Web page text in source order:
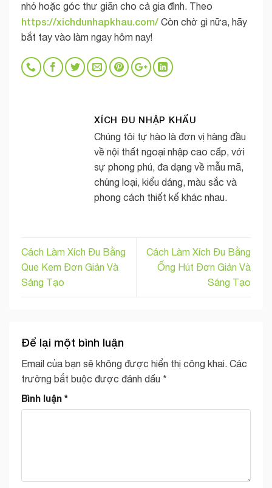
nhỏ hoặc góc thư giãn cho cả gia đình. Theo
https://xichdunhapkhau.com/ Còn chờ gì nữa, hãy
bắt tay vào làm ngay hôm nay!
XÍCH ĐU NHẬP KHẨU
Chúng tôi tự hào là đơn vị hàng đầu
về nội thất ngoại nhập cao cấp, với
sự phong phú, đa dạng về mẫu mã,
chủng loại, kiểu dáng, màu sắc và
phong cách thiết kế khác nhau.
Cách Làm Xích Đu Bằng
Que Kem Đơn Giản Và
Sáng Tạo
Cách Làm Xích Đu Bằng
Ống Hút Đơn Giản Và
Sáng Tạo
Để lại một bình luận
Email của bạn sẽ không được hiển thị công khai. Các
trường bắt buộc được đánh dấu *
Bình luận *